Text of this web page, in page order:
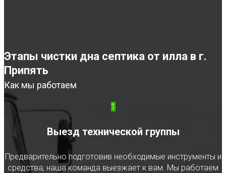
Этапы чистки дна септика от илла в г.
Припять
Как мы работаем
1
Выезд технической группы
Предварительно подготовив необходимые инструменты и
средства, наша команда выезжает к вам. Мы работаем